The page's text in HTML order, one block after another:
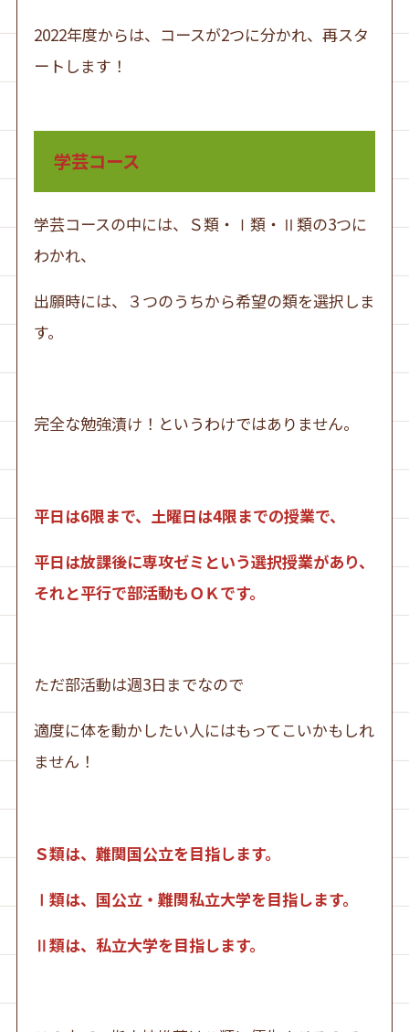
2022年度からは、コースが2つに分かれ、再スタ
ートします！
学芸コース
学芸コースの中には、Ｓ類・Ⅰ類・Ⅱ類の3つに
わかれ、
出願時には、３つのうちから希望の類を選択しま
す。
完全な勉強漬け！というわけではありません。
平日は6限まで、土曜日は4限までの授業で、
平日は放課後に専攻ゼミという選択授業があり、
それと平行で部活動もＯＫです。
ただ部活動は週3日までなので
適度に体を動かしたい人にはもってこいかもしれ
ません！
Ｓ類は、難関国公立を目指します。
Ⅰ類は、国公立・難関私立大学を目指します。
Ⅱ類は、私立大学を目指します。